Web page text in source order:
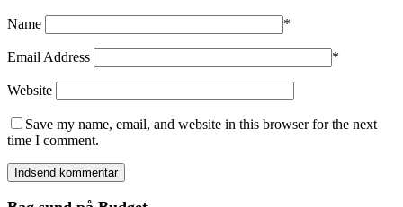
Name *
Email Address *
Website
Save my name, email, and website in this browser for the next
time I comment.